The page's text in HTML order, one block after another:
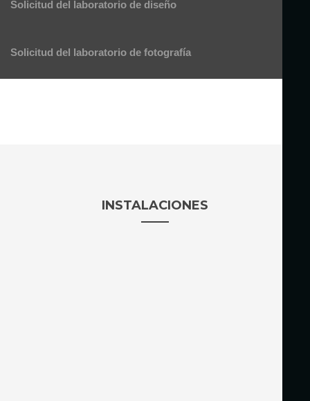
Solicitud del laboratorio de diseño
Solicitud del laboratorio de fotografía
INSTALACIONES